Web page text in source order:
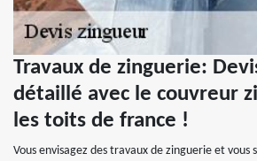
Travaux de zinguerie:
détaillé avec le couvreur
les toits de france !
Vous envisagez des travaux de zinguerie et vous